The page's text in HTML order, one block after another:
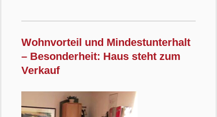
Wohnvorteil und Mindestunterhalt
– Besonderheit: Haus steht zum
Verkauf